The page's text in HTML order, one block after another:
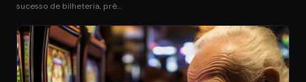
sucesso de bilheteria, prê…